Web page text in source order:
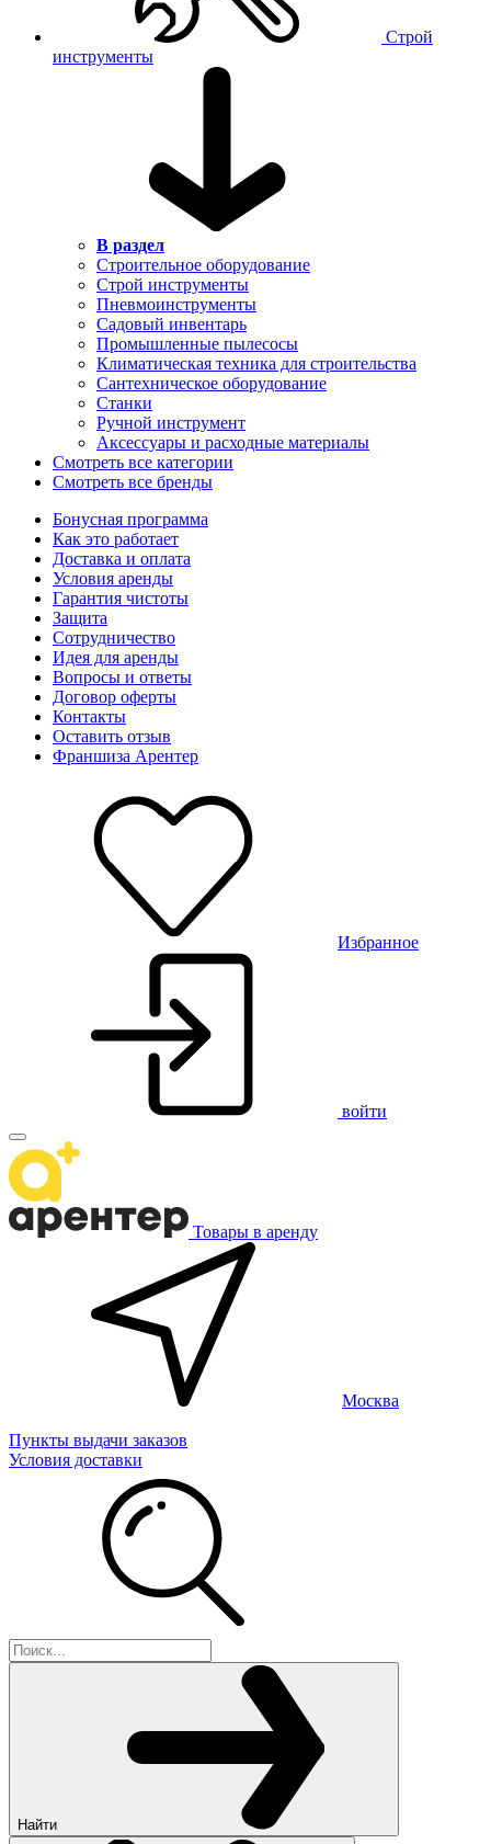
Строй
инструменты
В раздел
Строительное оборудование
Строй инструменты
Пневмоинструменты
Садовый инвентарь
Промышленные пылесосы
Климатическая техника для строительства
Сантехническое оборудование
Станки
Ручной инструмент
Аксессуары и расходные материалы
Смотреть все категории
Смотреть все бренды
Бонусная программа
Как это работает
Доставка и оплата
Условия аренды
Гарантия чистоты
Защита
Сотрудничество
Идея для аренды
Вопросы и ответы
Договор оферты
Контакты
Оставить отзыв
Франшиза Арентер
Избранное
войти
Товары в аренду
Москва
Пункты выдачи заказов
Условия доставки
Найти